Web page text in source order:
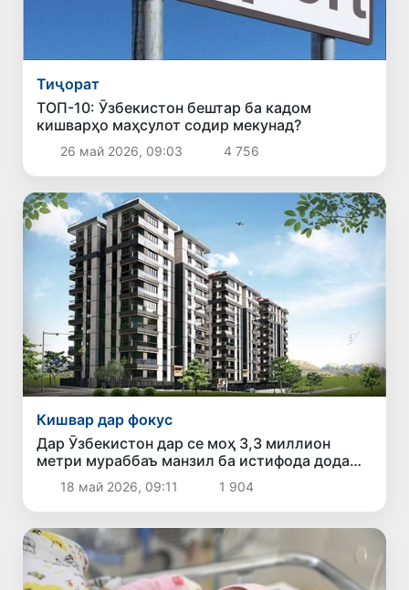
Тиҷорат
ТОП-10: Ӯзбекистон бештар ба кадом
кишварҳо маҳсулот содир мекунад?
26 май 2026, 09:03 4 756
Кишвар дар фокус
Дар Ӯзбекистон дар се моҳ 3,3 миллион
метри мураббаъ манзил ба истифода дода
шуд18 май 2026, 09:11 1 904